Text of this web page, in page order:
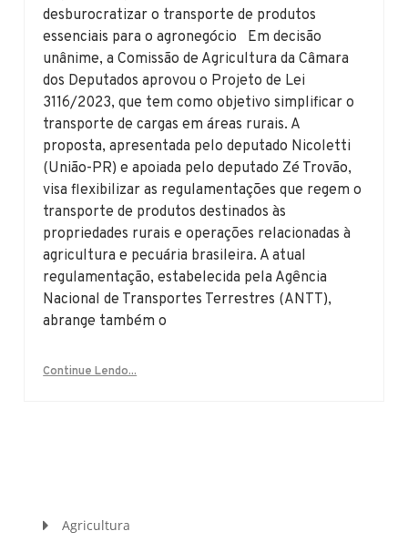
desburocratizar o transporte de produtos
essenciais para o agronegócio Em decisão
unânime, a Comissão de Agricultura da Câmara
dos Deputados aprovou o Projeto de Lei
3116/2023, que tem como objetivo simplificar o
transporte de cargas em áreas rurais. A
proposta, apresentada pelo deputado Nicoletti
(União-PR) e apoiada pelo deputado Zé Trovão,
visa flexibilizar as regulamentações que regem o
transporte de produtos destinados às
propriedades rurais e operações relacionadas à
agricultura e pecuária brasileira. A atual
regulamentação, estabelecida pela Agência
Nacional de Transportes Terrestres (ANTT),
abrange também o
Continue Lendo...
Agricultura